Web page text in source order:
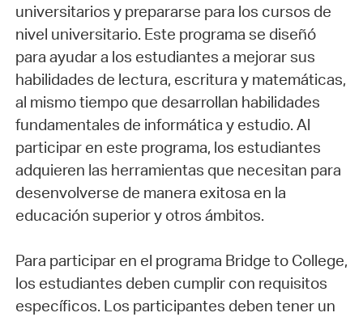
universitarios y prepararse para los cursos de
nivel universitario. Este programa se diseñó
para ayudar a los estudiantes a mejorar sus
habilidades de lectura, escritura y matemáticas,
al mismo tiempo que desarrollan habilidades
fundamentales de informática y estudio. Al
participar en este programa, los estudiantes
adquieren las herramientas que necesitan para
desenvolverse de manera exitosa en la
educación superior y otros ámbitos.
Para participar en el programa Bridge to College,
los estudiantes deben cumplir con requisitos
específicos. Los participantes deben tener un